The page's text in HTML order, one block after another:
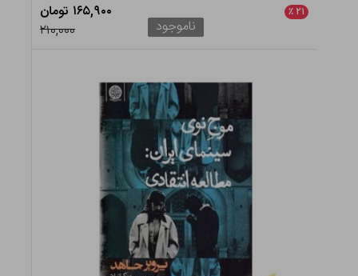
۲۱ ٪
۱۶۵,۹۰۰ تومان
۲۱۰,۰۰۰
ناموجود